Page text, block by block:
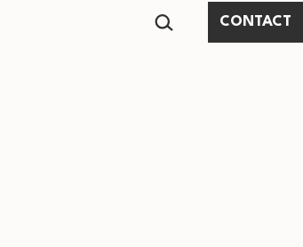
RECHERCHER…
CONTACT